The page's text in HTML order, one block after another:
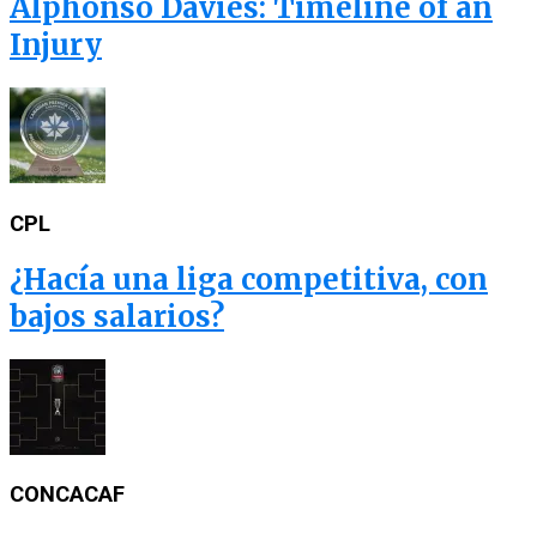
Alphonso Davies: Timeline of an
Injury
CPL
¿Hacía una liga competitiva, con
bajos salarios?
CONCACAF